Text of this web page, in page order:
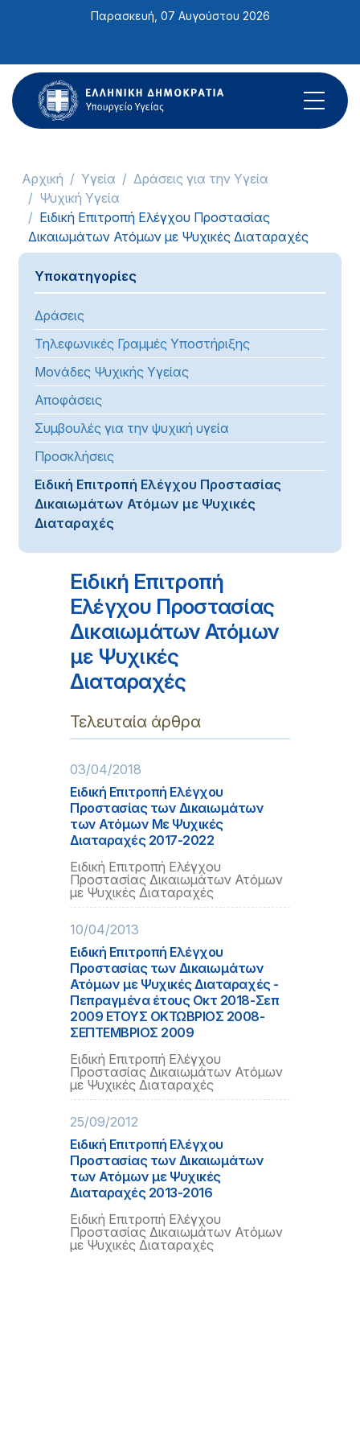
ιστότοπος
περιλαμβάνει
ένα
σύστημα
Παρασκευή, 07 Αυγούστου 2026
Αρχική Υγεία
Δράσεις για την Υγεία
Ψυχική Υγεία
Ειδική Επιτροπή Ελέγχου Προστασίας
Δικαιωμάτων Ατόμων με Ψυχικές Διαταραχές
Υποκατηγορίες
Δράσεις
Τηλεφωνικές Γραμμές Υποστήριξης
Μονάδες Ψυχικής Υγείας
Αποφάσεις
Συμβουλές για την ψυχική υγεία
Προσκλήσεις
Ειδική Επιτροπή Ελέγχου Προστασίας
Δικαιωμάτων Ατόμων με Ψυχικές
Διαταραχές
Ειδική Επιτροπή
Ελέγχου Προστασίας
Δικαιωμάτων Ατόμων
με Ψυχικές
Διαταραχές
Τελευταία άρθρα
03/04/2018
Ειδική Επιτροπή Ελέγχου
Προστασίας των Δικαιωμάτων
των Ατόμων Με Ψυχικές
Διαταραχές 2017-2022
Ειδική Επιτροπή Ελέγχου
Προστασίας Δικαιωμάτων Ατόμων
με Ψυχικές Διαταραχές
10/04/2013
Ειδική Επιτροπή Ελέγχου
Προστασίας των Δικαιωμάτων
Ατόμων με Ψυχικές Διαταραχές -
Πεπραγμένα έτους Οκτ 2018-Σεπ
2009 ΕΤΟΥΣ ΟΚΤΩΒΡΙΟΣ 2008-
ΣΕΠΤΕΜΒΡΙΟΣ 2009
Ειδική Επιτροπή Ελέγχου
Προστασίας Δικαιωμάτων Ατόμων
με Ψυχικές Διαταραχές
25/09/2012
Ειδική Επιτροπή Ελέγχου
Προστασίας των Δικαιωμάτων
των Ατόμων με Ψυχικές
Διαταραχές 2013-2016
Ειδική Επιτροπή Ελέγχου
Προστασίας Δικαιωμάτων Ατόμων
με Ψυχικές Διαταραχές